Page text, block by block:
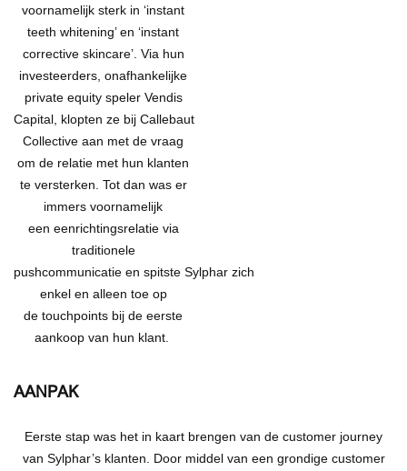
voornamelijk sterk in ‘instant
teeth whitening’ en ‘instant
corrective skincare’. Via hun
investeerders, onafhankelijke
private equity speler Vendis
Capital klopten ze bij Callebaut
Collective aan met de vraag
om de relatie met hun klanten
te versterken. Tot dan was er
immers voornamelijk
een eenrichtingsrelatie via
traditionele
pushcommunicatie en spitste Sylphar zich
enkel en alleen toe op
de touchpoints bij de eerste
aankoop van hun klant.
AANPAK
Eerste stap was het in kaart brengen van de customer journey
van Sylphar’s klanten. Door middel van een grondige customer